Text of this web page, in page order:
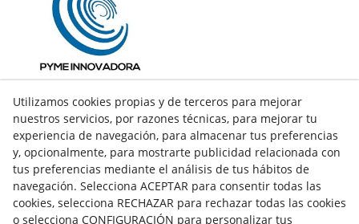
Utilizamos cookies propias y de terceros para mejorar
nuestros servicios, por razones técnicas, para mejorar tu
experiencia de navegación, para almacenar tus preferencias
y, opcionalmente, para mostrarte publicidad relacionada con
tus preferencias mediante el análisis de tus hábitos de
navegación. Selecciona ACEPTAR para consentir todas las
cookies, selecciona RECHAZAR para rechazar todas las cookies
o selecciona CONFIGURACIÓN para personalizar tus